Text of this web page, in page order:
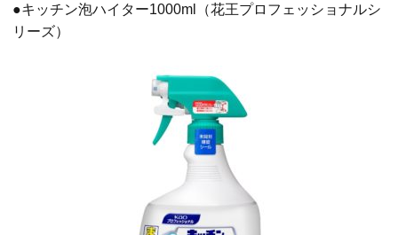
●キッチン泡ハイター1000ml（花王プロフェッショナルシ
リーズ）